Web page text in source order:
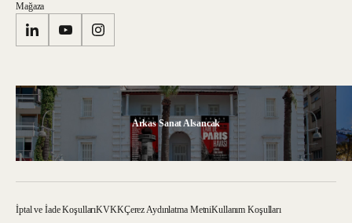
Mağaza
Arkas Sanat Alsancak
İptal ve İade KoşullarıKVKKÇerez Aydınlatma MetniKullanım Koşulları